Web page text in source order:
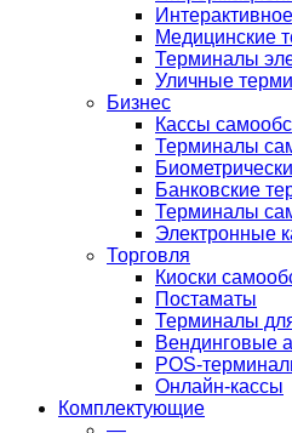
Медицинские
Терминалы
Уличные
Бизнес
Кассы
Терминалы
Банковские
Терминалы
Электронные
Торговля
Киоски
Постаматы
Терминалы
Вендинговые
POS-
Онлайн-кассы
Комплектующие